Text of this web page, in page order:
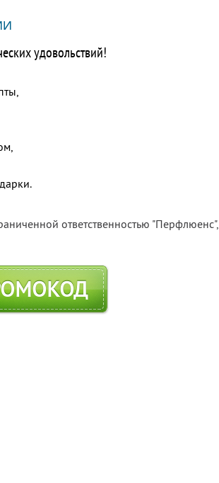
удовольствий!
ответственностью "Перфлюенс",